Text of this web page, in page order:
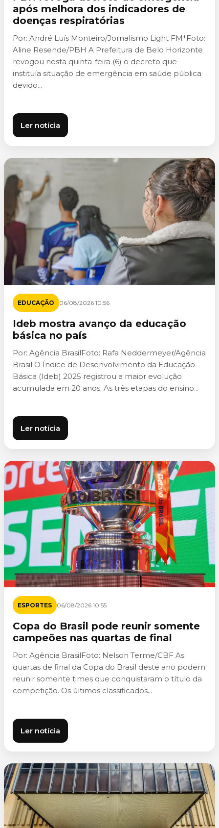
após melhora dos indicadores de
doenças respiratórias
Por: André Luís Monteiro/Jornalismo Light FM*Foto:
Aline Resende/PBH A Prefeitura de Belo Horizonte
revogou nesta quinta-feira (6) o decreto que
instituía situação de emergência em saúde pública
devido...
Ler notícia
EDUCAÇÃO 06/08/2026 10:56
Ideb mostra avanço da educação
básica no país
Por: Agência BrasilFoto: Rafa Neddermeyer/Agência
Brasil O Índice de Desenvolvimento da Educação
Básica (Ideb) 2025 registrou a maior evolução
acumulada em 20 anos. As três etapas do ensino...
Ler notícia
ESPORTES 06/08/2026 10:55
Copa do Brasil pode reunir somente
campeões nas quartas de final
Por: Agência BrasilFoto: Nelson Terme/CBF As
quartas de final da Copa do Brasil deste ano podem
reunir somente times que conquistaram o título da
competição. Os últimos classificados...
Ler notícia